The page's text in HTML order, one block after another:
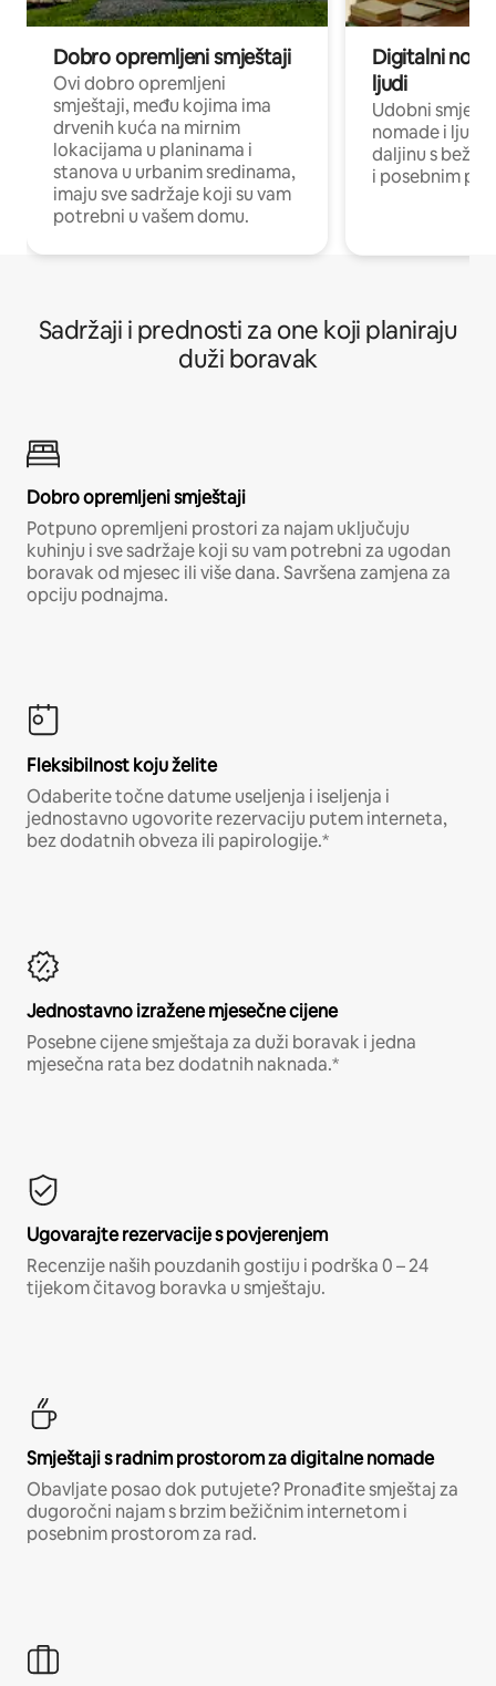
Dobro opremljeni smještaji
Ovi dobro opremljeni
smještaji, među kojima ima
drvenih kuća na mirnim
lokacijama u planinama i
stanova u urbanim sredinama,
imaju sve sadržaje koji su vam
potrebni u vašem domu.
Digitalni
ljudi
Udobni
nomade i ljude
daljinu s
i posebnim
Sadržaji i prednosti za one koji planiraju
duži boravak
Dobro opremljeni smještaji
Potpuno opremljeni prostori za najam uključuju
kuhinju i sve sadržaje koji su vam potrebni za ugodan
boravak od mjesec ili više dana. Savršena zamjena za
opciju podnajma.
Fleksibilnost koju želite
Odaberite točne datume useljenja i iseljenja i
jednostavno ugovorite rezervaciju putem interneta,
bez dodatnih obveza ili papirologije.*
Jednostavno izražene mjesečne cijene
Posebne cijene smještaja za duži boravak i jedna
mjesečna rata bez dodatnih naknada.*
Ugovarajte rezervacije s povjerenjem
Recenzije naših pouzdanih gostiju i podrška 0 – 24
tijekom čitavog boravka u smještaju.
Smještaji s radnim prostorom za digitalne nomade
Obavljate posao dok putujete? Pronađite smještaj za
dugoročni najam s brzim bežičnim internetom i
posebnim prostorom za rad.